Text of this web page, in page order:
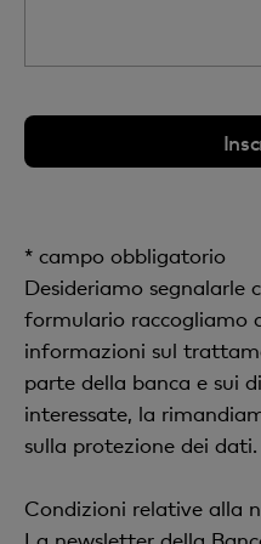
* campo obbligatorio
Desideriamo segnalarle
formulario raccogliamo
informazioni sul
parte della banca e sui
interessate, la
sulla protezione dei dati.
Condizioni relative alla